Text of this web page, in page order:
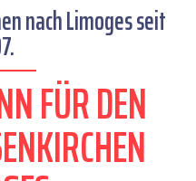
nach Limoges seit
FÜR DEN